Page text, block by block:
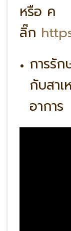
หรือ ค
ลิ๊ก
การรั
กับสา
อาการ